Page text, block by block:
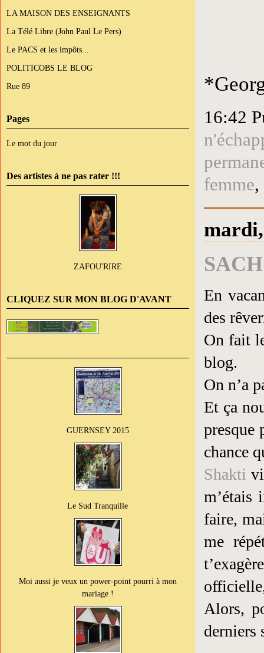
LA MAISON DES ENSEIGNANTS
La Télé Libre (John Paul Le Pers)
Le PACS et les impôts...
POLITICOBS LE BLOG
Rue 89
Pages
Le mot du jour
Des artistes à ne pas rater !!!
ZAFOU'RIRE
CLIQUEZ SUR MON BLOG D'AVANT
GUERNSEY 2015
Le Sud Tranquille
Moi aussi je veux un power-point pourri à mon
mariage !
16:42
femme,
En
des
On fait
blog.
On n’a
Et ça
presque
chance
Shakti
m’étais
faire,
me
Alors,
derniers